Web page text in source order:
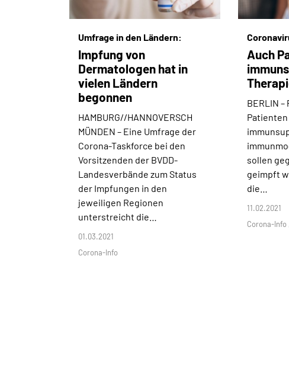
Umfrage in den Ländern:
Impfung von
Dermatologen hat in
vielen Ländern
begonnen
HAMBURG//HANNOVERSCH
MÜNDEN – Eine Umfrage der
Corona-Taskforce bei den
Vorsitzenden der BVDD-
Landesverbände zum Status
der Impfungen in den
jeweiligen Regionen
unterstreicht die…
01.03.2021
Corona-Info
Auch
BERLIN –
sollen
geimpft
die…
11.02.2021
Corona-Info